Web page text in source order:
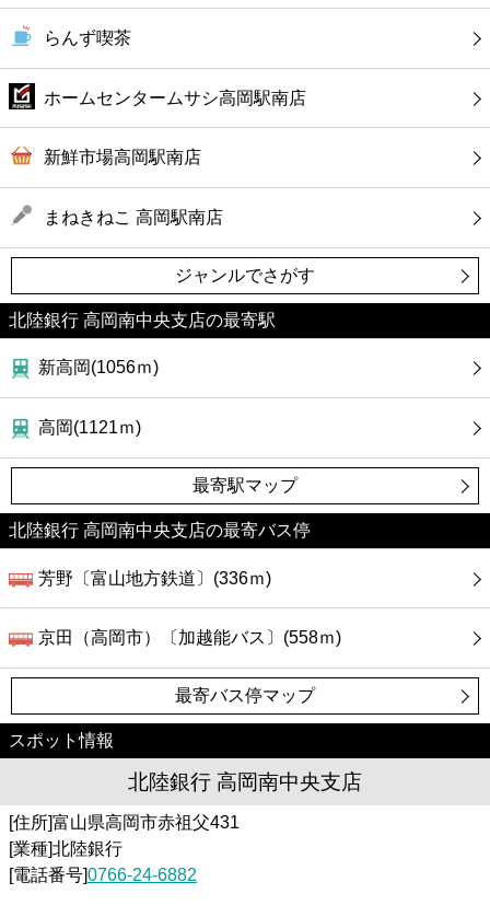
らんず喫茶
ホームセンタームサシ高岡駅南店
新鮮市場高岡駅南店
まねきねこ 高岡駅南店
ジャンルでさがす
北陸銀行 高岡南中央支店の最寄駅
新高岡(1056ｍ)
高岡(1121ｍ)
最寄駅マップ
北陸銀行 高岡南中央支店の最寄バス停
芳野〔富山地方鉄道〕(336ｍ)
京田（高岡市）〔加越能バス〕(558ｍ)
最寄バス停マップ
スポット情報
北陸銀行 高岡南中央支店
[住所]富山県高岡市赤祖父431
[業種]北陸銀行
[電話番号]0766-24-6882